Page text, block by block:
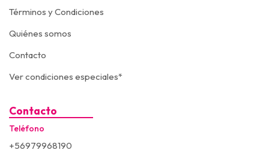
Términos y Condiciones
Quiénes somos
Contacto
Ver condiciones especiales*
Contacto
Teléfono
+56979968190